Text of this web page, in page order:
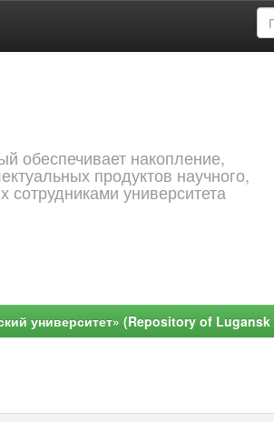
обеспечивает накопление,
продуктов научного,
сотрудниками университета
университет» (Repository of